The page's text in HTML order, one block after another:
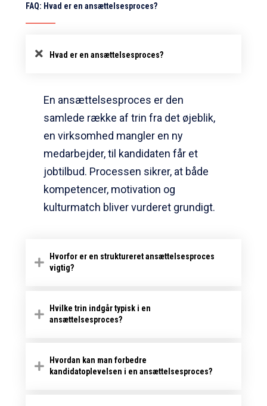
FAQ: Hvad er en ansættelsesproces?
Hvad er en ansættelsesproces?
En ansættelsesproces er den
samlede række af trin fra det øjeblik,
en virksomhed mangler en ny
medarbejder, til kandidaten får et
jobtilbud. Processen sikrer, at både
kompetencer, motivation og
kulturmatch bliver vurderet grundigt.
Hvorfor er en struktureret ansættelsesproces
vigtig?
Hvilke trin indgår typisk i en
ansættelsesproces?
Hvordan kan man forbedre
kandidatoplevelsen i en ansættelsesproces?